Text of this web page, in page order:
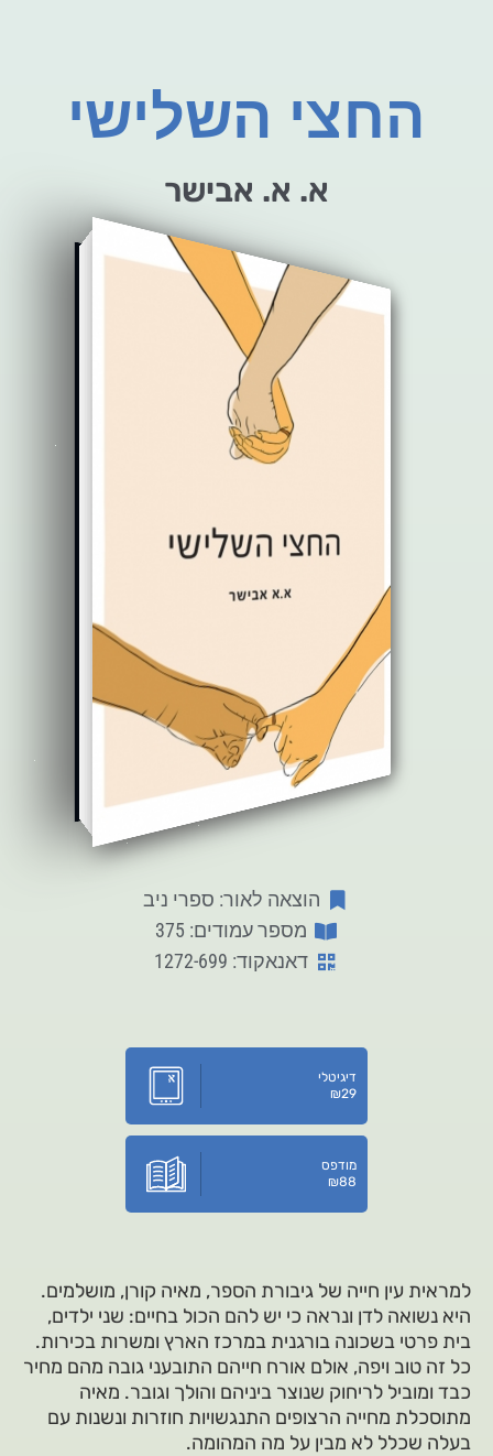
החצי השלישי
א. א. אבישר
הוצאה לאור: ספרי ניב
מספר עמודים: 375
דאנאקוד: 1272-699
דיגיטלי
₪29
מודפס
₪88
למראית עין חייה של גיבורת הספר, מאיה קורן, מושלמים.
היא נשואה לדן ונראה כי יש להם הכול בחיים: שני ילדים,
בית פרטי בשכונה בורגנית במרכז הארץ ומשרות בכירות.
כל זה טוב ויפה, אולם אורח חייהם התובעני גובה מהם מחיר
כבד ומוביל לריחוק שנוצר ביניהם והולך וגובר. מאיה
מתוסכלת מחייה הרצופים התנגשויות חוזרות ונשנות עם
בעלה שכלל לא מבין על מה המהומה.